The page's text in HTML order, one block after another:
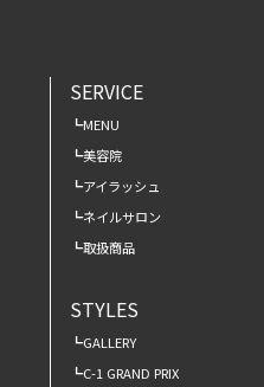
SERVICE
MENU
美容院
アイラッシュ
ネイルサロン
取扱商品
STYLES
GALLERY
C-1 GRAND PRIX